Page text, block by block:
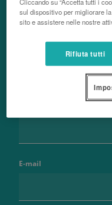
Nome e cognome
E-mail
sul dispositivo per migliorare
sito e assistere nelle nostre
Rifiuta tutti